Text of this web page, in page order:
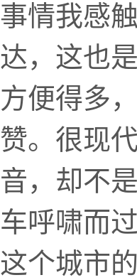
事情我感
达，这也
方便得多
赞。很现
音，却不
车呼啸而
这个城市